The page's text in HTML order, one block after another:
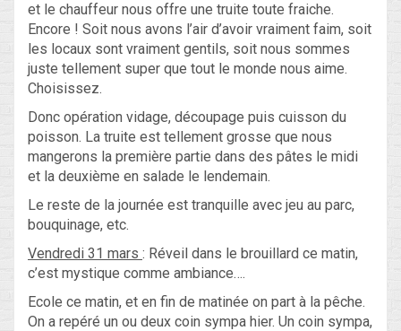
et le chauffeur nous offre une truite toute fraiche.
Encore ! Soit nous avons l’air d’avoir vraiment faim, soit
les locaux sont vraiment gentils, soit nous sommes
juste tellement super que tout le monde nous aime.
Choisissez.
Donc opération vidage, découpage puis cuisson du
poisson. La truite est tellement grosse que nous
mangerons la première partie dans des pâtes le midi
et la deuxième en salade le lendemain.
Le reste de la journée est tranquille avec jeu au parc,
bouquinage, etc.
Vendredi 31 mars : Réveil dans le brouillard ce matin,
c’est mystique comme ambiance….
Ecole ce matin, et en fin de matinée on part à la pêche.
On a repéré un ou deux coin sympa hier. Un coin sympa,